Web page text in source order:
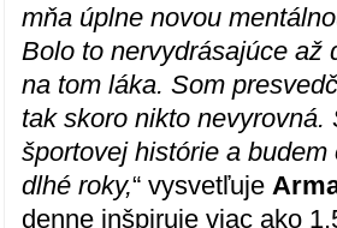
mňa úplne novou
Bolo to nervydrásajúce až
na tom láka. Som
tak skoro nikto
športovej histórie a
dlhé roky,“ vysvetľuje
denne inšpiruje viac ako